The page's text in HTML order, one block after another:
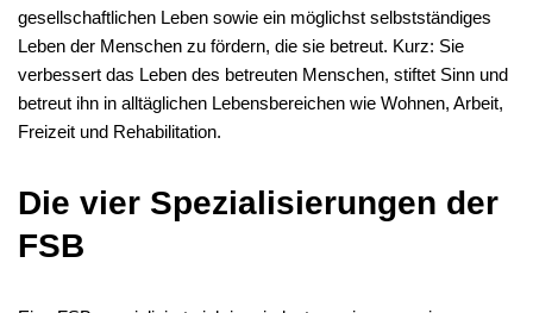
gesellschaftlichen Leben sowie ein möglichst selbstständiges
Leben der Menschen zu fördern, die sie betreut. Kurz: Sie
verbessert das Leben des betreuten Menschen, stiftet Sinn und
betreut ihn in alltäglichen Lebensbereichen wie Wohnen, Arbeit,
Freizeit und Rehabilitation.
Die vier Spezialisierungen der
FSB